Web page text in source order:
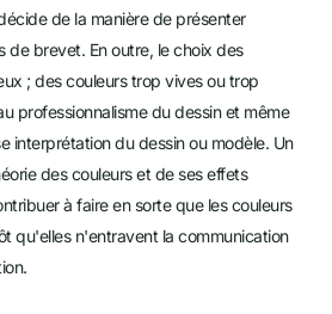
de la manière de présenter
de brevet. En outre, le choix des
; des couleurs trop vives ou trop
professionnalisme du dessin et même
interprétation du dessin ou modèle. Un
des couleurs et de ses effets
à faire en sorte que les couleurs
qu'elles n'entravent la communication